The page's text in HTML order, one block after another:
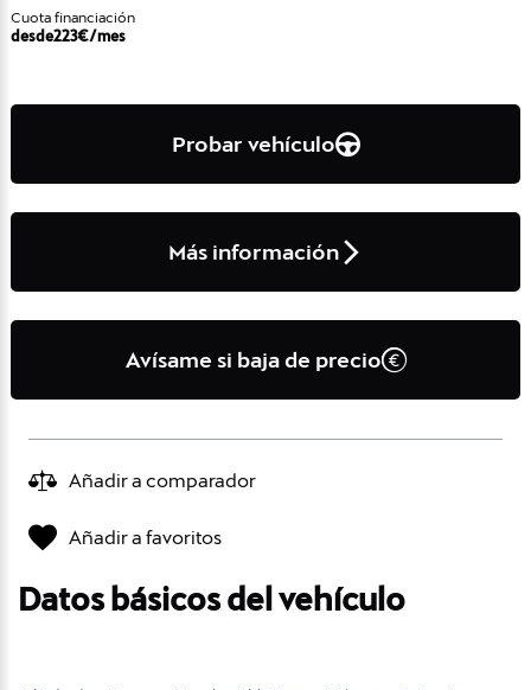
Cuota financiación
desde223€/mes
Probar vehículo
Más información
Avísame si baja de precio
Añadir a comparador
Añadir a favoritos
Datos básicos del vehículo